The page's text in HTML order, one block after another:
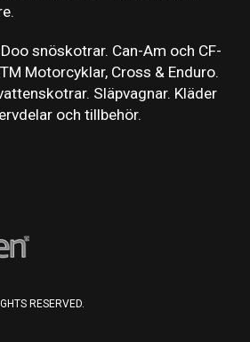
snöskotrar. Can-Am och CF-
Motorcyklar, Cross & Enduro.
Släpvagnar. Kläder
och tillbehör.
RESERVED.